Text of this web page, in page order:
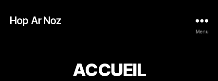
Hop Ar Noz
Menu
ACCUEIL